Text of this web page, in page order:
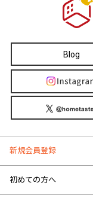
Blog
新規会員登録
初めての方へ